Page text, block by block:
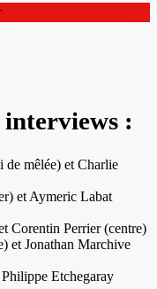
interviews :
mêlée) et Charlie
et Aymeric Labat
Corentin Perrier (centre)
et Jonathan Marchive
Etchegaray